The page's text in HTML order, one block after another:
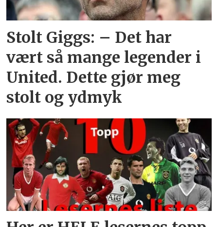
Stolt Giggs: – Det har
vært så mange legender i
United. Dette gjør meg
stolt og ydmyk